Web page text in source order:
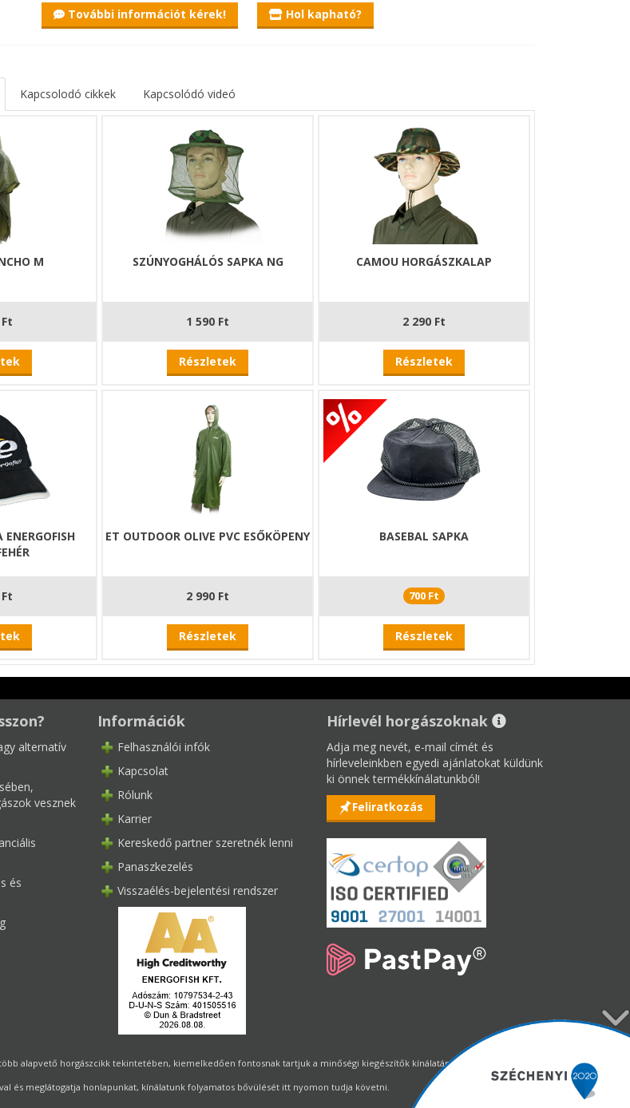
További információt kérek! Hol kapható?
Kapcsolodó cikkek Kapcsolódó videó
M SZÚNYOGHÁLÓS SAPKA NG
1 590 Ft
Részletek
CAMOU HORGÁSZKALAP
2 290 Ft
Részletek
ENERGOFISH
ET OUTDOOR OLIVE PVC ESŐKÖPENY
2 990 Ft
Részletek
BASEBAL SAPKA
700 Ft
Részletek
alternatív
vesznek
és
Információk
Felhasználói infók
Kapcsolat
Rólunk
Karrier
Kereskedő partner szeretnék lenni
Panaszkezelés
Visszaélés-bejelentési rendszer
Hírlevél horgászoknak
Adja meg nevét, e-mail címét és
hírleveleinkben egyedi ajánlatokat küldünk
ki önnek termékkínálatunkból!
Feliratkozás
alapvető horgászcikk tekintetében, kiemelkedően fontosnak tartjuk a minőségi kiegészítők kínálatának állandó biztosítását.
és meglátogatja honlapunkat, kínálatunk folyamatos bővülését itt nyomon tudja követni.